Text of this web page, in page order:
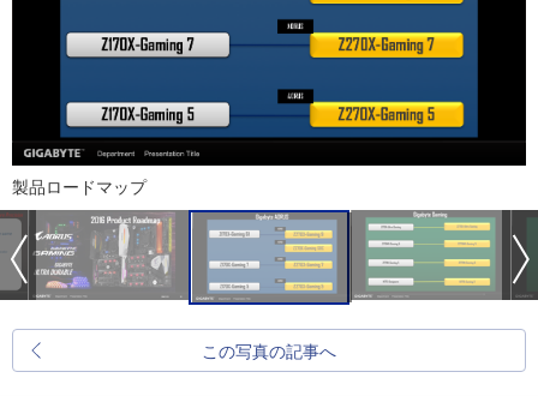
製品ロードマップ
この写真の記事へ